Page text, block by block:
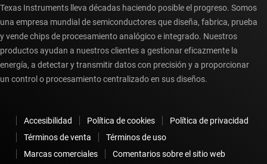
Texas Instruments lleva décadas haciendo posible el progreso. Somos
una empresa mundial de semiconductores que diseña, fabrica, prueba
y vende chips de procesamiento analógico e integrado. Nuestros
productos ayudan a nuestros clientes a gestionar eficazmente la
energía, a detectar y transmitir datos con precisión y a proporcionar
un control o procesamiento centralizado en sus diseños.
Accesibilidad Política de cookies
Política de privacidad
Términos de venta
Términos de uso
Marcas comerciales
Comentarios sobre el sitio web